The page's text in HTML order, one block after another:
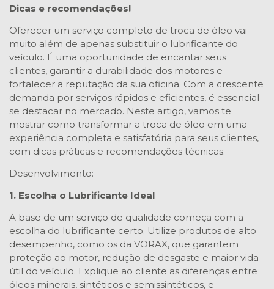
Dicas e recomendações!
Oferecer um serviço completo de troca de óleo vai
muito além de apenas substituir o lubrificante do
veículo. É uma oportunidade de encantar seus
clientes, garantir a durabilidade dos motores e
fortalecer a reputação da sua oficina. Com a crescente
demanda por serviços rápidos e eficientes, é essencial
se destacar no mercado. Neste artigo, vamos te
mostrar como transformar a troca de óleo em uma
experiência completa e satisfatória para seus clientes,
com dicas práticas e recomendações técnicas.
Desenvolvimento:
1. Escolha o Lubrificante Ideal
A base de um serviço de qualidade começa com a
escolha do lubrificante certo. Utilize produtos de alto
desempenho, como os da VORAX, que garantem
proteção ao motor, redução de desgaste e maior vida
útil do veículo. Explique ao cliente as diferenças entre
óleos minerais, sintéticos e semissintéticos, e